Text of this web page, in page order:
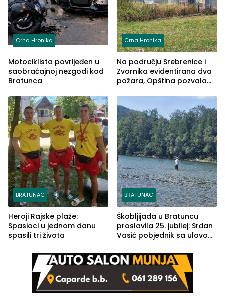
Crna Hronika
Motociklista povrijeđen u
saobraćajnoj nezgodi kod
Bratunca
Crna Hronika
Na području Srebrenice i
Zvornika evidentirana dva
požara, Opština pozvala
BRATUNAC
Heroji Rajske plaže:
Spasioci u jednom danu
spasili tri života
BRATUNAC
Škobljijada u Bratuncu
proslavila 25. jubilej: Srđan
Vasić pobjednik sa ulovom